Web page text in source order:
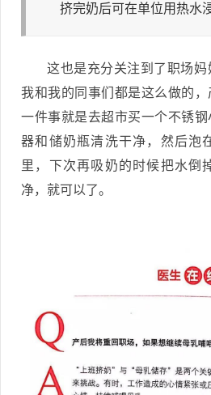
挤完奶后可在单位用热水
这也是充分关注到了职场
我和我的同事们都是这么做的
一件事就是去超市买一个不锈
器和储奶瓶清洗干净，然后泡
里，下次再吸奶的时候把水倒
净，就可以了。